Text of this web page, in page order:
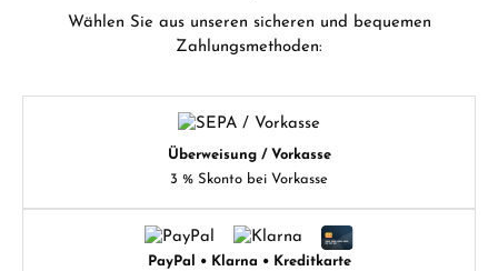
Wählen Sie aus unseren sicheren und bequemen
Zahlungsmethoden:
Überweisung / Vorkasse
3 % Skonto bei Vorkasse
PayPal • Klarna • Kreditkarte